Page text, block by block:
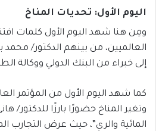
اليوم الأول: تحديات المناخ
ومِن هنا شهد اليوم الأول كلمات
العالميين، من بينهم الدكتور/ محمد
إلى خبراء من البنك الدولي ووكالة
كما شهد اليوم الأول من المؤتمر
وتغير المناخ حضورًا بارزًا للدكتور/
المائية والري”، حيث عرض